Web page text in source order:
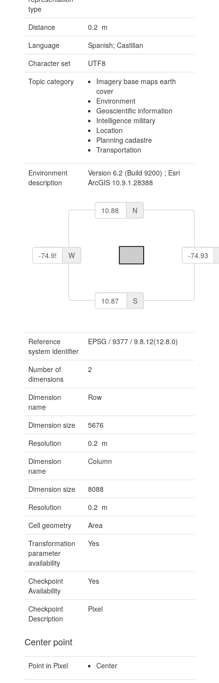
type
Distance
0.2 m
Language
Spanish; Castilian
Character set
UTF8
Topic category
Imagery base maps earth
cover
Environment
Geoscientific information
Intelligence military
Location
Planning cadastre
Transportation
Environment
description
Version 6.2 (Build 9200) ; Esri
ArcGIS 10.9.1.28388
N
S
W
Reference
system identifier
EPSG / 9377/ 9.8.12(12.8.0)
Number of
dimensions
2
Dimension
name
Row
Dimension size
5676
Resolution
0.2 m
Dimension
name
Column
Dimension size
8088
Resolution
0.2 m
Cell geometry
Area
Transformation
parameter
availability
Yes
Checkpoint
Availability
Yes
Checkpoint
Description
Pixel
Center point
Point in Pixel Center